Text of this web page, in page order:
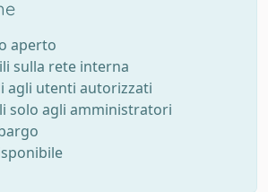
aperto
sulla rete interna
agli utenti autorizzati
solo agli amministratori